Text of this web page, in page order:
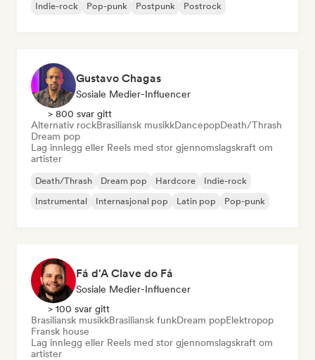
Indie-rock
Pop-punk Postpunk Postrock
Gustavo Chagas
Sosiale Medier-Influencer
> 800 svar gitt
Alternativ rockBrasiliansk musikkDancepopDeath/Thrash
Dream pop
Lag innlegg eller Reels med stor gjennomslagskraft om
artister
Death/Thrash Dream pop Hardcore
Indie-rock
Instrumental
Internasjonal pop Latin pop Pop-punk
Fá d'A Clave do Fá
Sosiale Medier-Influencer
> 100 svar gitt
Brasiliansk musikkBrasiliansk funkDream popElektropop
Fransk house
Lag innlegg eller Reels med stor gjennomslagskraft om
artister